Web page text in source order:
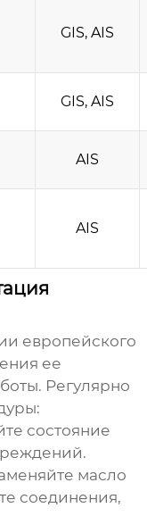
GIS, AIS
GIS, AIS
AIS
AIS
европейского
ее
Регулярно
состояние
масло
соединения,